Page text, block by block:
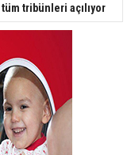
tribünleri açılıyor